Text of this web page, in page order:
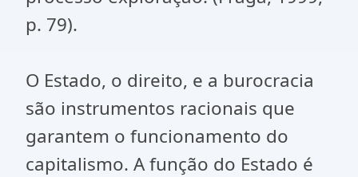
p. 79).
O Estado, o direito, e a burocracia
são instrumentos racionais que
garantem o funcionamento do
capitalismo. A função do Estado é